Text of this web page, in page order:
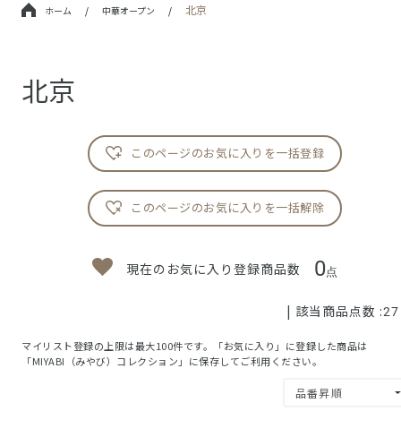
ホーム / 中華オープン / 北京
北京
このページのお気に入りを一括登録
このページのお気に入りを一括解除
現在のお気に入り登録商品数 0点
| 該当商品点数 :27
マイリスト登録の上限は最大100件です。「お気に入り」に登録した商品は
「MIYABI（みやび）コレクション」に保存してご利用ください。